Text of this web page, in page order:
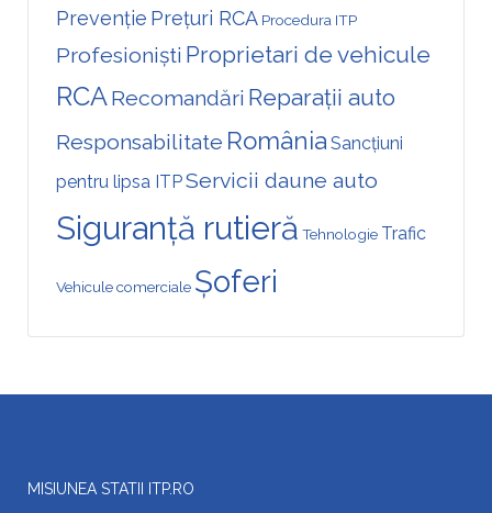
Prevenție Prețuri RCA Procedura ITP
Profesioniști Proprietari de vehicule
RCARecomandări Reparații auto
Responsabilitate România Sancțiuni
pentru lipsa ITPServicii daune auto
Siguranță rutieră Tehnologie Trafic
Vehicule comerciale Șoferi
MISIUNEA STATII ITP.RO